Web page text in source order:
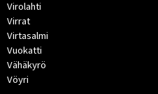
Virolahti
Virrat
Virtasalmi
Vuokatti
Vähäkyrö
Vöyri